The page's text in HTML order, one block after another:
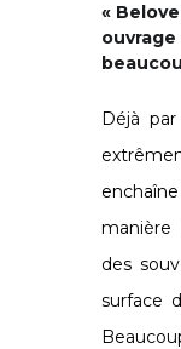
«
Déjà
manière
des
surface